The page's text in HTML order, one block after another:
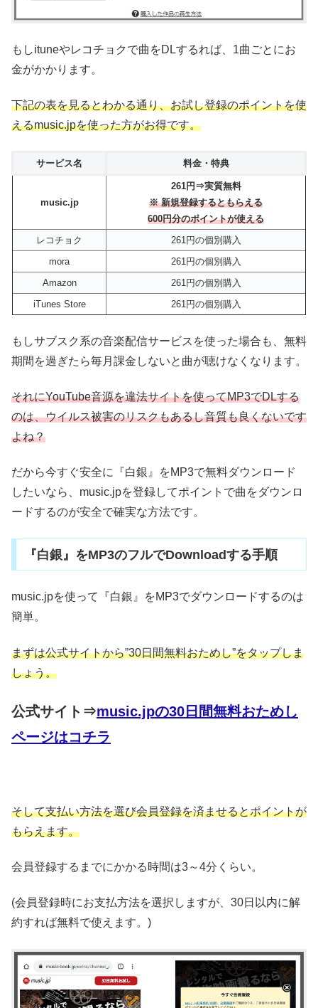
もしituneやレコチョクで曲をDLするれば、1曲ごとにお
金がかかります。
下記の表を見るとわかる通り、お試し登録のポイントを使
えるmusic.jpを使った方がお得です。
サービス名 料金・特典
music.jp
261円⇒実質無料
※ 新規登録するともらえる
600円分のポイントが使える
レコチョク
261円の個別購入
mora
261円の個別購入
Amazon
261円の個別購入
iTunes Store
261円の個別購入
もしサブスク系の音楽配信サービスを使った場合も、無料
期間を過ぎたら毎月課金しないと曲が聴けなくなります。
それにYouTube音源を違法サイトを使ってMP3でDLする
のは、ウイルス被害のリスクもあるし音質も良くないです
よね？
だから今すぐ安全に『白銀』をMP3で無料ダウンロード
したいなら、music.jpを登録してポイントで曲をダウンロ
ードするのが安全で確実な方法です。
『白銀』をMP3のフルでDownloadする手順
music.jpを使って『白銀』をMP3でダウンロードするのは
簡単。
まずは公式サイトから”30日間無料おためし”をタップしま
しょう。
公式サイト⇒music.jpの30日間無料おためし
ページはコチラ
そして支払い方法を選び会員登録を済ませるとポイントが
もらえます。
会員登録するまでにかかる時間は3～4分くらい。
(会員登録時にお支払方法を選択しますが、30日以内に解
約すれば無料で使えます。)